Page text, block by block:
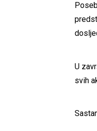
U
svih